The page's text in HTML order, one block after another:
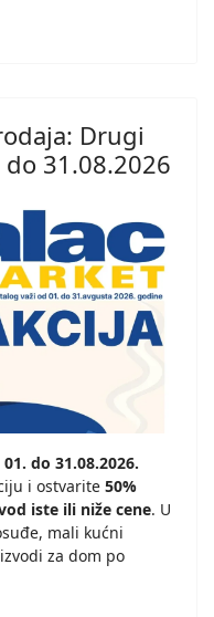
Drugi
31.08.2026
do 31.08.2026.
i ostvarite 50%
iste ili niže cene. U
mali kućni
za dom po